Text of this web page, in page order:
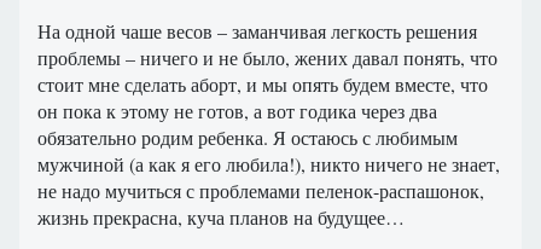
На одной чаше весов – заманчивая легкость решения
проблемы – ничего и не было, жених давал понять, что
стоит мне сделать аборт, и мы опять будем вместе, что
он пока к этому не готов, а вот годика через два
обязательно родим ребенка. Я остаюсь с любимым
мужчиной (а как я его любила!), никто ничего не знает,
не надо мучиться с проблемами пеленок-распашонок,
жизнь прекрасна, куча планов на будущее…